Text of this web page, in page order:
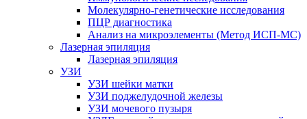
Молекулярно-генетические исследования
ПЦР диагностика
Анализ на микроэлементы (Метод ИСП-МС)
Лазерная эпиляция
Лазерная эпиляция
УЗИ
УЗИ шейки матки
УЗИ поджелудочной железы
УЗИ мочевого пузыря